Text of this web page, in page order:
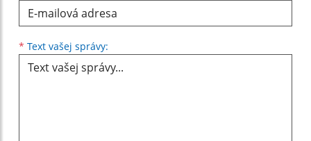
* Text vašej správy: